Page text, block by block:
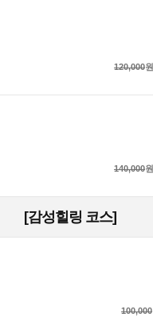
120,000원
140,000원
[감성힐링 코스]
100,000